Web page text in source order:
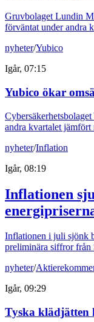
Gruvbolaget Lundin
förväntat under andra
nyheter/Yubico
Igår, 07:15
Yubico ökar
andra kvartalet jämfört
nyheter/Inflation
Igår, 08:19
Inflationen
Inflationen i juli sjönk
preliminära siffror från
nyheter/
Igår, 09:29
Tyska klädjätten